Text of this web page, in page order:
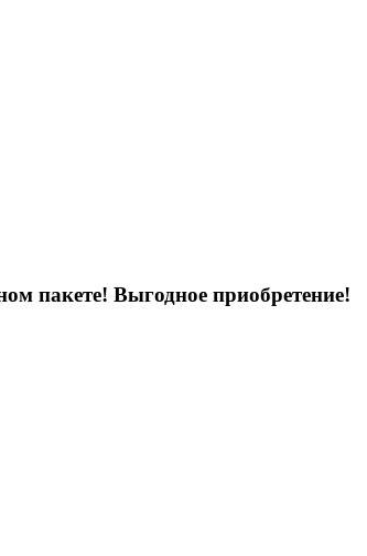
пакете! Выгодное приобретение!